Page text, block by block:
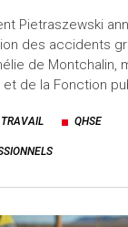
Pietraszewski
des accidents
de Montchalin,
de la Fonction
QHSE